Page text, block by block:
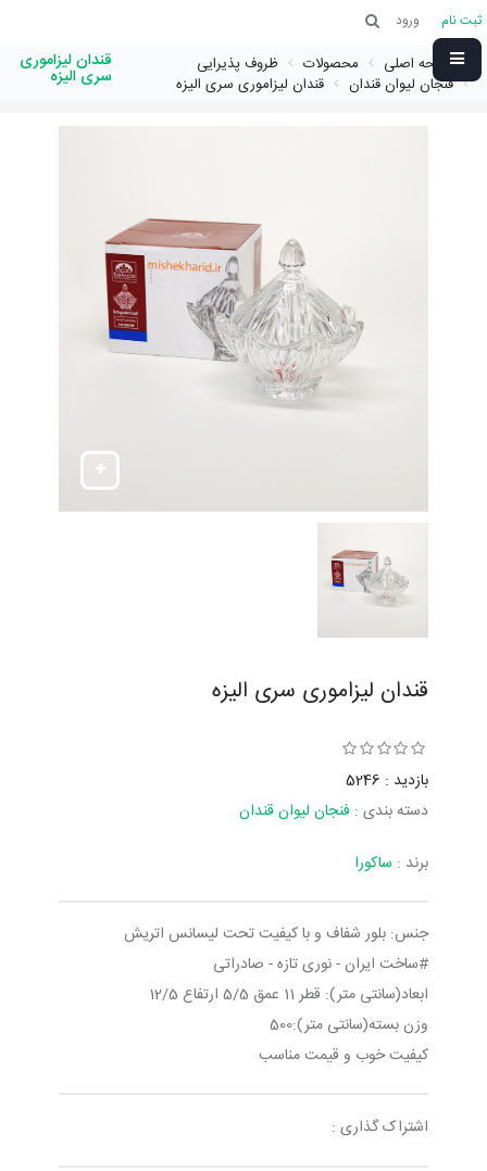
ثبت نام ورود
صفحه اصلی محصولات
ظروف پذیرایی
فنجان لیوان قندان
قندان لیزاموری سری الیزه
قندان لیزاموری
سری الیزه
قندان لیزاموری سری الیزه
بازدید : 5246
دسته بندی : فنجان لیوان قندان
برند : ساکورا
جنس: بلور شفاف و با کیفیت تحت لیسانس اتریش
#ساخت ایران - نوری تازه - صادراتی
ابعاد(سانتی متر): قطر 11 عمق 5/5 ارتفاع 12/5
وزن بسته(سانتی متر):500
کیفیت خوب و قیمت مناسب
اشتراک گذاری :